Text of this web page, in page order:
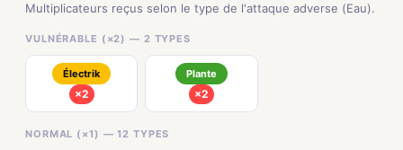
Multiplicateurs reçus selon le type de l'attaque adverse (Eau).
VULNÉRABLE (×2) — 2 TYPES
Électrik
×2
Plante
×2
NORMAL (×1) — 12 TYPES